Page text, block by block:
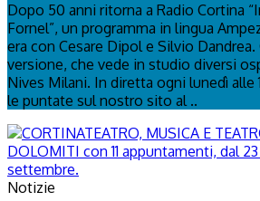
Dopo 50 anni ritorna a Radio Cortina
Fornel”, un programma in lingua
era con Cesare Dipol e Silvio
versione, che vede in studio diversi
Nives Milani. In diretta ogni lunedì alle
le puntate sul nostro sito al ..
Notizie